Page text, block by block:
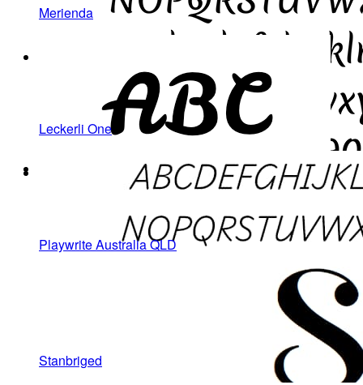
Merienda
Leckerli One
Playwrite Australia QLD
Stanbriged